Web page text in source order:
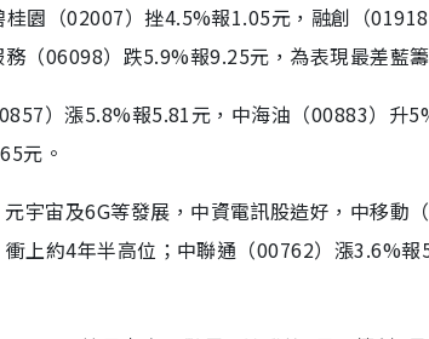
園（02007）挫4.5%報1.05元，融創（
（06098）跌5.9%報9.25元，為表現最差藍籌
）漲5.8%報5.81元，中海油（00883）升
元。
宇宙及6G等發展，中資電訊股造好，中移動
上約4年半高位；中聯通（00762）漲3.6%